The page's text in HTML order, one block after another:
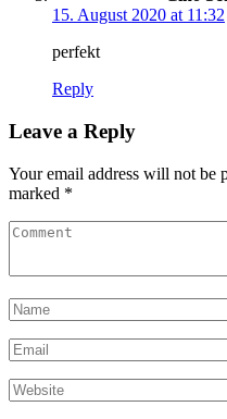
15. August 2020 at 11:32
perfekt
Reply
Leave a Reply
Your email address will not be
marked *